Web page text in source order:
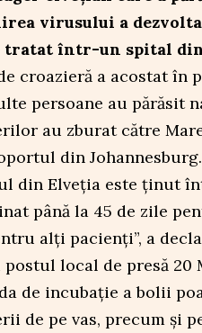
virusului a
tratat într-un spital
croazieră a acostat în
persoane au părăsit
au zburat către
din Johannesburg.
din Elveția este ținut
până la 45 de zile
alți pacienți”, a
local de presă 20
de incubație a bolii
de pe vas, precum și